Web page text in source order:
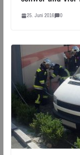
25. Juni 2016 0